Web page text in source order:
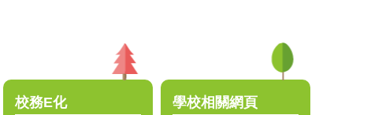
校務E化 學校相關網頁